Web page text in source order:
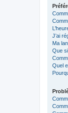
J’ai
Ma
Que
Quel